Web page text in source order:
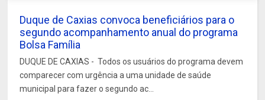
Duque de Caxias convoca beneficiários para o
segundo acompanhamento anual do programa
Bolsa Família
DUQUE DE CAXIAS - Todos os usuários do programa devem
comparecer com urgência a uma unidade de saúde
municipal para fazer o segundo ac...